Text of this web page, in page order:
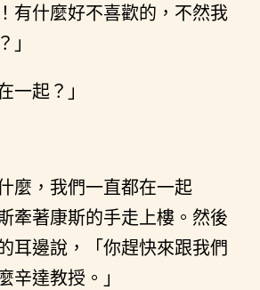
有什麼好不喜歡的，不然我
」
一起？」
麼，我們一直都在一起
牽著康斯的手走上樓。然後
耳邊說，「你趕快來跟我們
辛達教授。」